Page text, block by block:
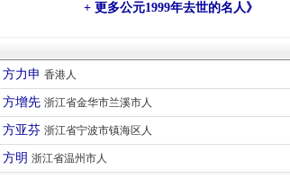
+ 更多公元1999年去世的名人》
方力申 香港人
方增先 浙江省金华市兰溪市人
方亚芬 浙江省宁波市镇海区人
方明 浙江省温州市人